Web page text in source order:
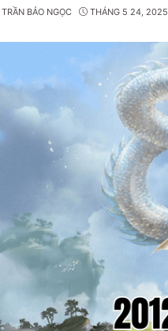
TRẦN BẢO NGỌC THÁNG 5 24, 2025